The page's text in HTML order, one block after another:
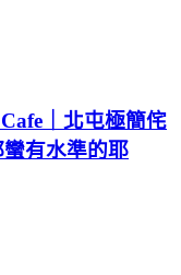
｜北屯極簡侘
有水準的耶